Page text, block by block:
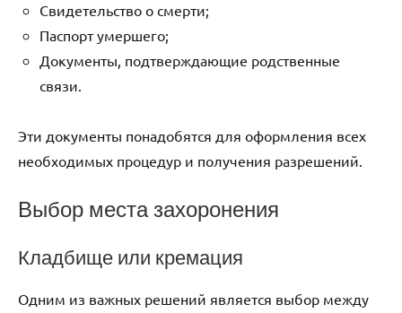
Свидетельство о смерти;
Паспорт умершего;
Документы, подтверждающие родственные
связи.
Эти документы понадобятся для оформления всех
необходимых процедур и получения разрешений.
Выбор места захоронения
Кладбище или кремация
Одним из важных решений является выбор между